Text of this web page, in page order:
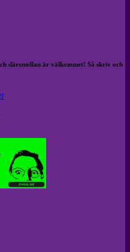
däremellan är välkommet! Så skriv och